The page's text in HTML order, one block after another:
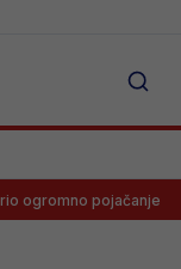
pojačanje